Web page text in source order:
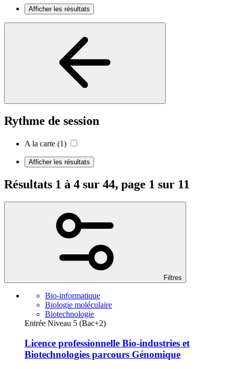
Afficher les résultats
Rythme de session
A la carte (1)
Afficher les résultats
Résultats 1 à 4 sur 44, page 1 sur 11
Filtres
Bio-informatique
Biologie moléculaire
Biotechnologie
Entrée Niveau 5 (Bac+2)
Licence professionnelle Bio-industries et
Biotechnologies parcours Génomique